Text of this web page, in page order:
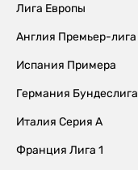
Лига Европы
Англия Премьер-лига
Испания Примера
Германия Бундеслига
Италия Серия А
Франция Лига 1